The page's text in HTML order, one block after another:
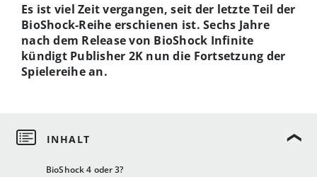
BioShock 4 oder 3?
Es ist viel Zeit vergangen, seit der letzte Teil der
BioShock-Reihe erschienen ist. Sechs Jahre
nach dem Release von BioShock Infinite
kündigt Publisher 2K nun die Fortsetzung der
Spielereihe an.